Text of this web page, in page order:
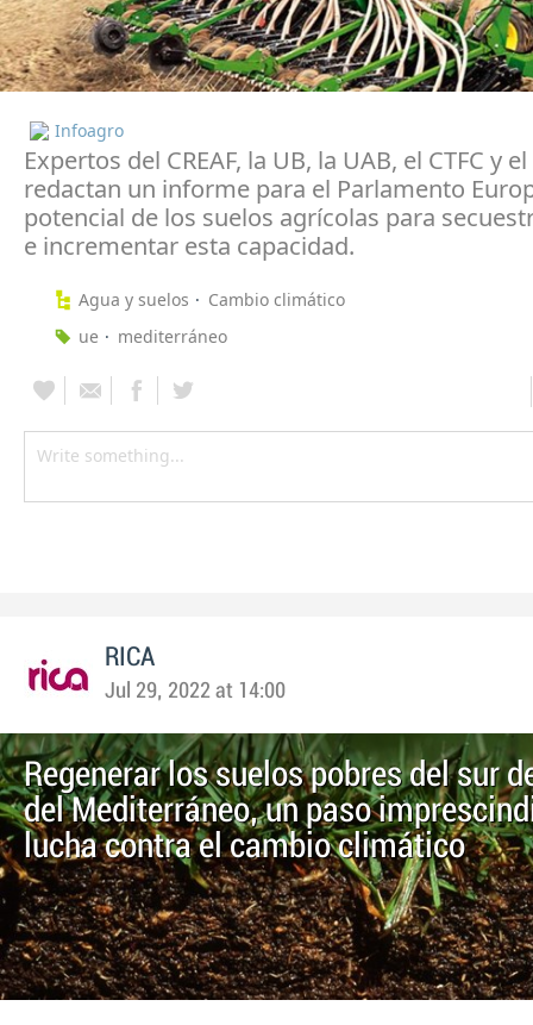
Infoagro
Expertos del CREAF, la UB, la UAB, el CTFC y el
redactan un informe para el Parlamento
potencial de los suelos agrícolas para
e incrementar esta capacidad.
Agua y suelos
Cambio climático
ue
mediterráneo
RICA
Jul 29, 2022 at 14:00
Regenerar los suelos pobres del sur
del Mediterráneo, un paso
lucha contra el cambio climático